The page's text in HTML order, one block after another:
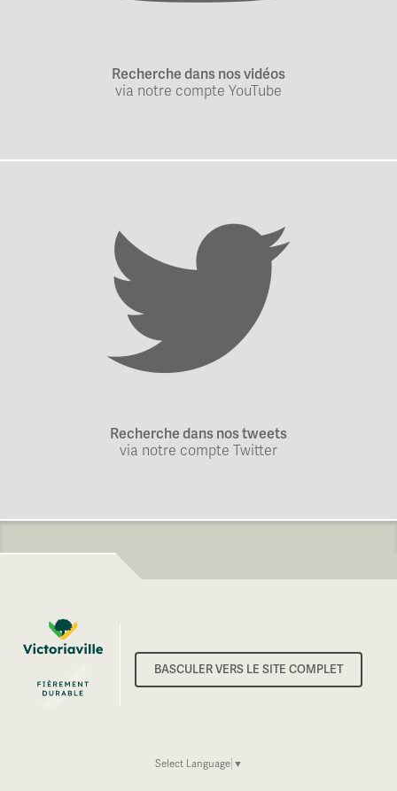
Recherche dans nos vidéos
via notre compte YouTube
Recherche dans nos tweets
via notre compte Twitter
BASCULER VERS LE SITE COMPLET
Select Language ▼